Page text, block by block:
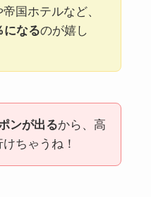
国ホテルなど、
になるのが嬉し
ンが出るから、高
ちゃうね！